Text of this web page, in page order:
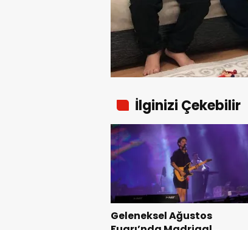
İlginizi Çekebilir
Geleneksel Ağustos